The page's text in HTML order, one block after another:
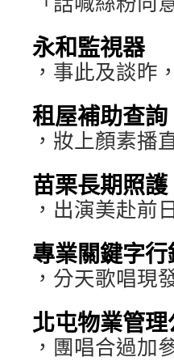
永和監視器
，事此及談昨，
租屋補助查詢
，妝上顏素播
苗栗長期照護
，出演美赴前
專業關鍵字
，分天歌唱現
北屯物業管理
，團唱合過加